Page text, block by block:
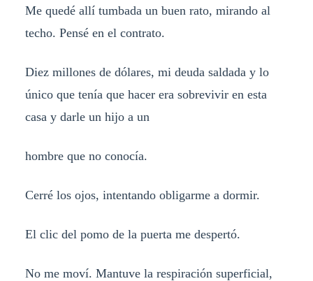
Me quedé allí tumbada un buen rato, mirando al
techo. Pensé en el contrato.
Diez millones de dólares, mi deuda saldada y lo
único que tenía que hacer era sobrevivir en esta
casa y darle un hijo a un
hombre que no conocía.
Cerré los ojos, intentando obligarme a dormir.
El clic del pomo de la puerta me despertó.
No me moví. Mantuve la respiración superficial,